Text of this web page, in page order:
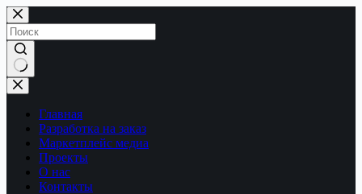
Перейти
к
сути
Ничего
не
найденоГлавная
Разработка на заказ
Маркетплейс медиа
Проекты
О нас
Контакты